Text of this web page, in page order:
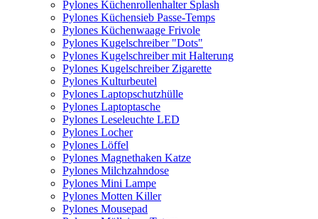
Pylones Küchenrollenhalter Splash
Pylones Küchensieb Passe-Temps
Pylones Küchenwaage Frivole
Pylones Kugelschreiber "Dots"
Pylones Kugelschreiber mit Halterung
Pylones Kugelschreiber Zigarette
Pylones Kulturbeutel
Pylones Laptopschutzhülle
Pylones Laptoptasche
Pylones Leseleuchte LED
Pylones Locher
Pylones Löffel
Pylones Magnethaken Katze
Pylones Milchzahndose
Pylones Mini Lampe
Pylones Motten Killer
Pylones Mousepad